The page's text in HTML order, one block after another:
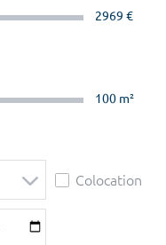
2969 €
100 m²
Colocation